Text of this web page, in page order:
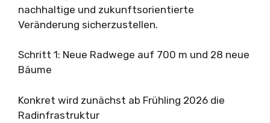
nachhaltige und zukunftsorientierte
Veränderung sicherzustellen.
Schritt 1: Neue Radwege auf 700 m und 28 neue
Bäume
Konkret wird zunächst ab Frühling 2026 die
Radinfrastruktur